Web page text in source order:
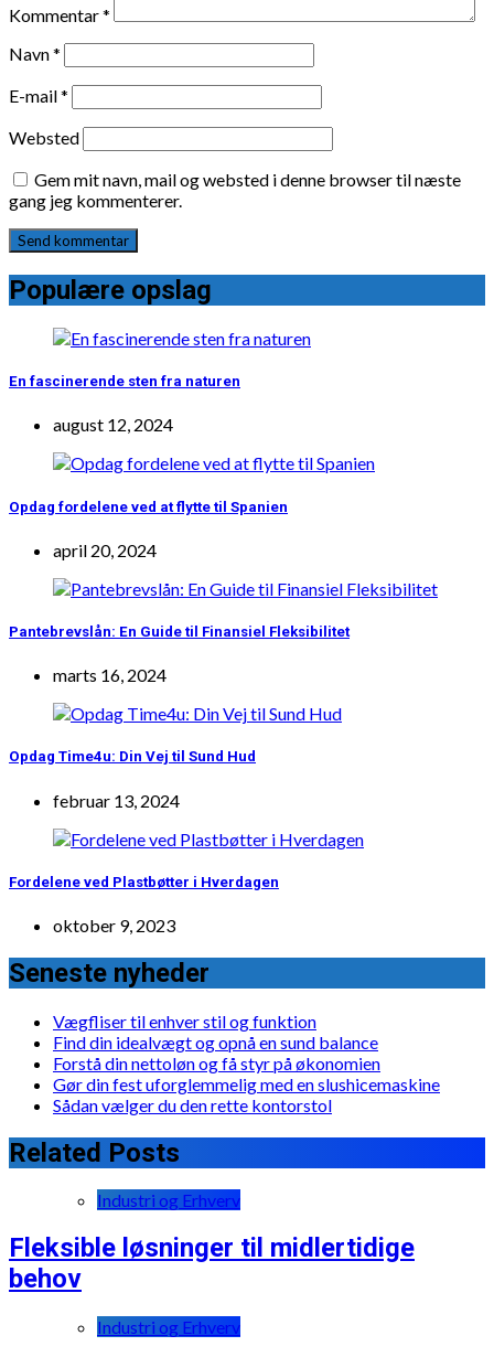
Kommentar*
Navn*
E-mail*
Websted
Gem mit navn, mail og websted i denne browser til næste
gang jeg kommenterer.
Populære opslag
En fascinerende sten fra naturen
august 12, 2024
Opdag fordelene ved at flytte til Spanien
april 20, 2024
Pantebrevslån: En Guide til Finansiel Fleksibilitet
marts 16, 2024
Opdag Time4u: Din Vej til Sund Hud
februar 13, 2024
Fordelene ved Plastbøtter i Hverdagen
oktober 9, 2023
Seneste nyheder
Vægfliser til enhver stil og funktion
Find din idealvægt og opnå en sund balance
Forstå din nettoløn og få styr på økonomien
Gør din fest uforglemmelig med en slushicemaskine
Sådan vælger du den rette kontorstol
Related Posts
Industri og Erhverv
Fleksible løsninger til midlertidige
behov
Industri og Erhverv